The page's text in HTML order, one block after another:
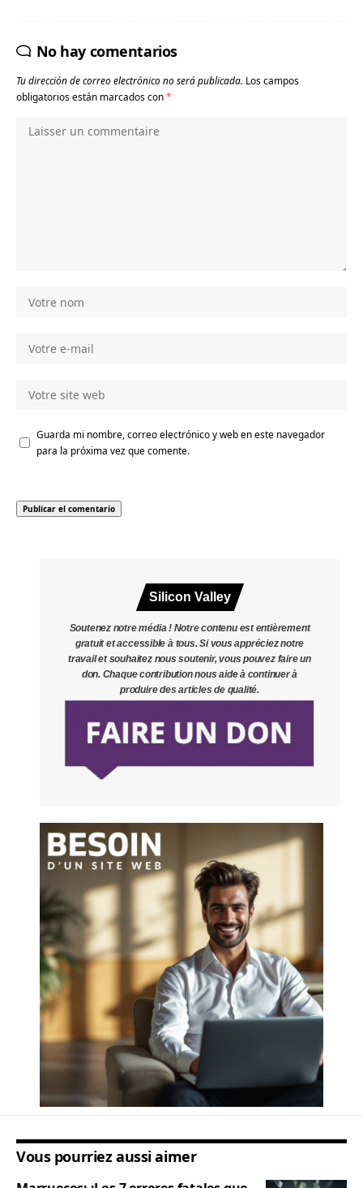
No hay comentarios
Tu dirección de correo electrónico no será publicada. Los campos
obligatorios están marcados con*
Guarda mi nombre, correo electrónico y web en este navegador
para la próxima vez que comente.
Silicon Valley
Soutenez notre média ! Notre contenu est entièrement
gratuit et accessible à tous. Si vous appréciez notre
travail et souhaitez nous soutenir, vous pouvez faire un
don. Chaque contribution nous aide à continuer à
produire des articles de qualité.
Vous pourriez aussi aimer